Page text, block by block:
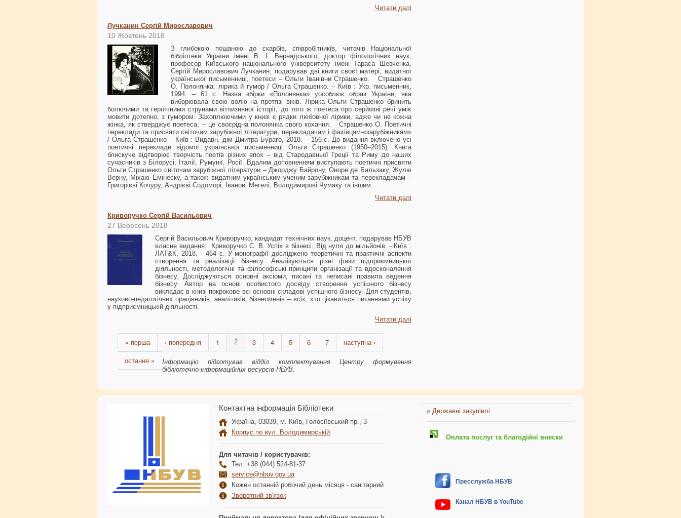
Читати далі
Лучканин Сергій Мирославович
10 Жовтень 2018
З глибокою пошаною до скарбів, співробітників, читачів Національної
бібліотеки України імені В. І. Вернадського, доктор філологічних наук,
професор Київського національного університету імені Тараса Шевченка,
Сергій Мирославович Лучканин, подарував дві книги своєї матері, видатної
української письменниці, поетеси – Ольги Іванівни Страшенко. Страшенко
О. Полонянка: лірика й гумор / Ольга Страшенко. – Київ : Укр. письменник,
1994. – 61 с. Назва збірки «Полонянка» уособлює образ України, яка
виборювала свою волю на протязі віків. Лірика Ольги Страшенко бринить
болючими та героїчними струнами вітчизняної історії, до того ж поетеса про серйозні речі уміє
мовити дотепно, з гумором. Захоплюючими у книзі є рядки любовної лірики, адже чи не кожна
жінка, як стверджує поетеса, – це своєрідна полонянка свого кохання. Страшенко О. Поетичні
переклади та присвяти світочам зарубіжної літератури, перекладачам і фахівцям-«зарубіжникам»
/ Ольга Страшенко – Київ : Видавн. дім Дмитра Бураго, 2018. – 156 с. До видання включено усі
поетичні переклади відомої української письменниці Ольги Страшенко (1950–2015). Книга
блискуче відтворює творчість поетів різних епох – від Стародавньої Греції та Риму до наших
сучасників з Білорусі, Італії, Румунії, Росії. Вдалим доповненням виступають поетичні присвяти
Ольги Страшенко світочам зарубіжної літератури – Джорджу Байрону, Оноре де Бальзаку, Жулю
Верну, Міхаю Емінеску, а також видатним українським ученим-зарубіжникам та перекладачам –
Григорієві Кочуру, Андрієві Содоморі, Іванові Мегелі, Володимирові Чумаку та іншим.
Читати далі
Криворучко Сергій Васильович
27 Вересень 2018
Сергій Васильович Криворучко, кандидат технічних наук, доцент, подарував НБУВ
власне видання: Криворучко С. В. Успіх в бізнесі. Від нуля до мільйонів. - Київ :
ЛАТ&К, 2018. - 464 с. У монографії досліджено теоретичні та практичні аспекти
створення та реалізації бізнесу. Аналізуються різні фази підприємницької
діяльності, методологічні та філософські принципи організації та вдосконалення
бізнесу. Досліджуються основні аксіоми, писані та неписані правила ведення
бізнесу. Автор на основі особистого досвіду створення успішного бізнесу
викладає в книзі покрокове всі основні складові успішного бізнесу. Для студентів,
науково-педагогічних працівників, аналітиків, бізнесменів – всіх, хто цікавиться питаннями успіху
у підприємницькій діяльності.
Читати далі
« перша ‹ попередня 1 2 3 4 5 6 7
наступна ›
остання »
Інформацію підготував відділ комплектування Центру формування
бібліотечно-інформаційних ресурсів НБУВ.
Контактна інформація Бібліотеки
Україна, 03039, м. Київ, Голосіївський пр., 3
Корпус по вул. Володимирській
Для читачів / користувачів:
Тел: +38 (044) 524-81-37
service@nbuv.gov.ua
Кожен останній робочий день місяця - санітарний
Зворотний зв'язок
» Державні закупівлі
Оплата послуг та благодійні внески
Пресслужба НБУВ
Канал НБУВ в YouTube